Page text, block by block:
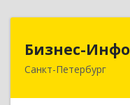
Бизнес-Инфо
Санкт-Петербург
191119,